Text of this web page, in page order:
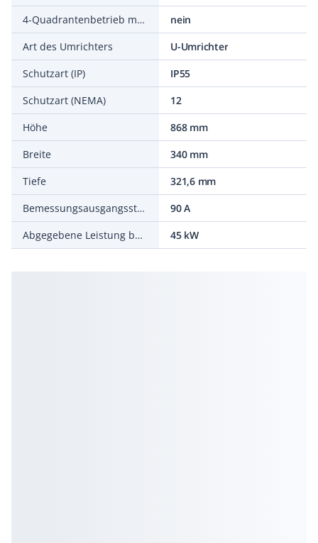
4-Quadrantenbetrieb möglich
nein
Art des Umrichters
U-Umrichter
Schutzart (IP)
IP55
Schutzart (NEMA)
12
Höhe
868 mm
Breite
340 mm
Tiefe
321,6 mm
Bemessungsausgangsstrom
90 A
Abgegebene Leistung bei Bemessungsausgangsspannung
45 kW